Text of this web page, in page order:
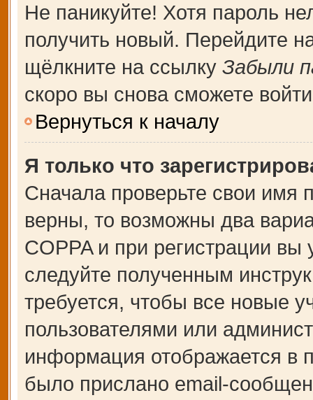
Не паникуйте! Хотя пароль
получить новый. Перейдите
щёлкните на ссылку Забыли
скоро вы снова сможете
Вернуться к началу
Я только что
Сначала проверьте свои имя
верны, то возможны два
COPPA и при регистрации вы
следуйте полученным
требуется, чтобы все новые
пользователями или
информация отображается в
было прислано email-